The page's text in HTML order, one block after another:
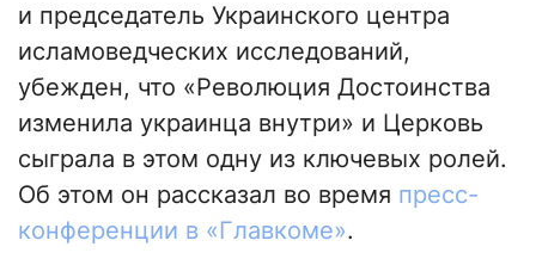
и председатель Украинского центра
исламоведческих исследований,
убежден, что «Революция Достоинства
изменила украинца внутри» и Церковь
сыграла в этом одну из ключевых ролей.
Об этом он рассказал во время пресс-
конференции в «Главкоме».